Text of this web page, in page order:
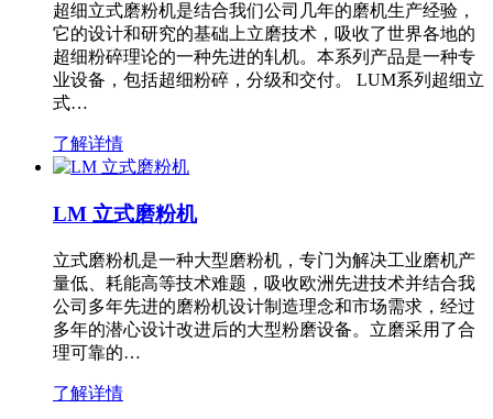
超细立式磨粉机是结合我们公司几年的磨机生产经验，
它的设计和研究的基础上立磨技术，吸收了世界各地的
超细粉碎理论的一种先进的轧机。本系列产品是一种专
业设备，包括超细粉碎，分级和交付。 LUM系列超细立
式…
了解详情
LM 立式磨粉机
立式磨粉机是一种大型磨粉机，专门为解决工业磨机产
量低、耗能高等技术难题，吸收欧洲先进技术并结合我
公司多年先进的磨粉机设计制造理念和市场需求，经过
多年的潜心设计改进后的大型粉磨设备。立磨采用了合
理可靠的…
了解详情